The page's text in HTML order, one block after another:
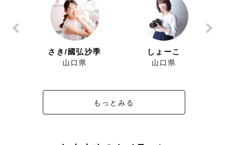
さき/國弘沙季
山口県
しょーこ
山口県
もっとみる